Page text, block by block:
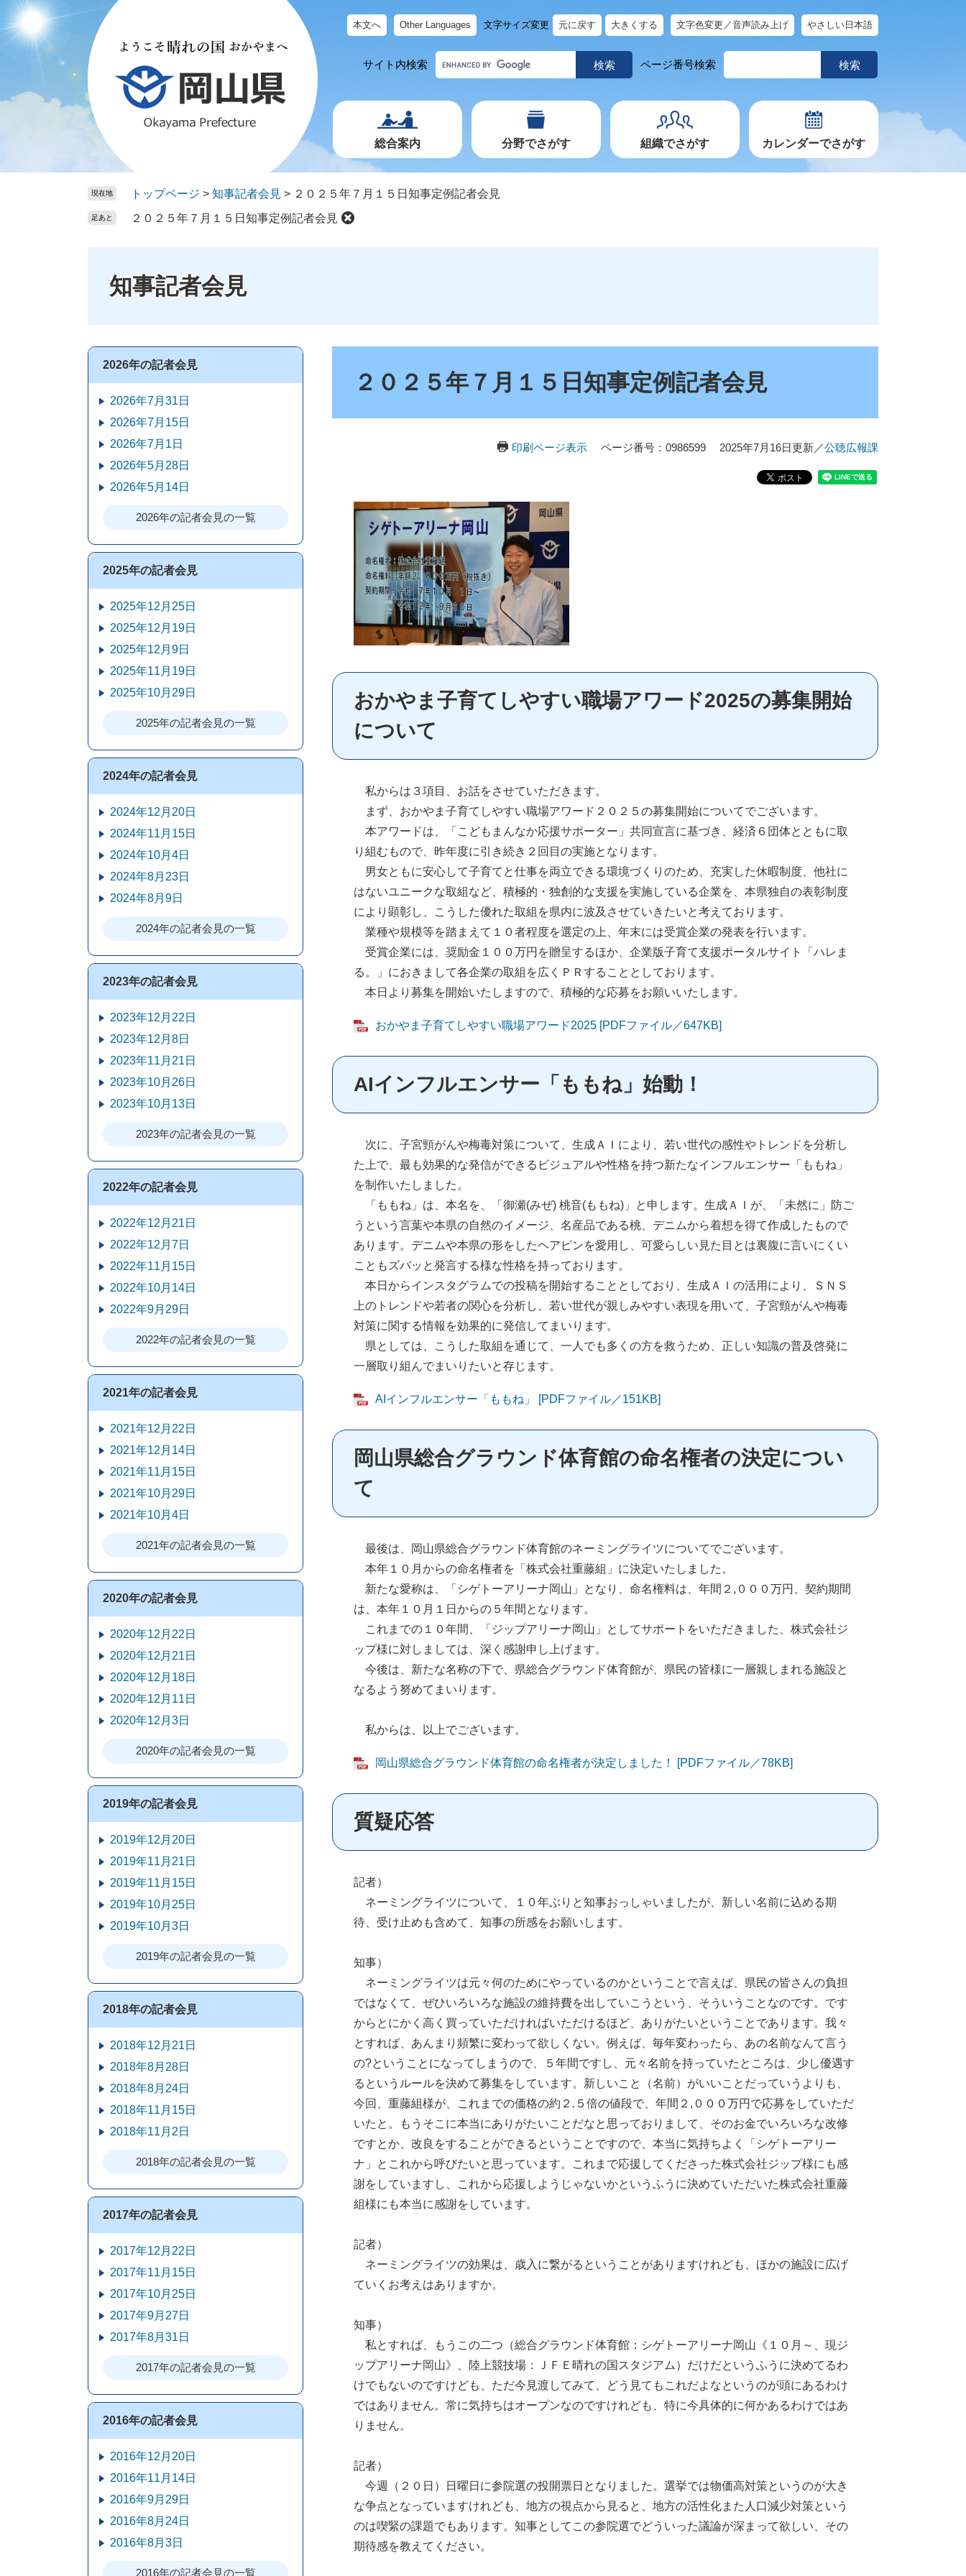
ー
ジ
ニ
ュ
本文へ Other Languages 文字サイズ変更 元に戻す 大きくする 文字色変更／音声読み上げ やさしい日本語
サイト内検索
キ
ー
ワ
ド
ページ番号検索
ペ
ジ
号
総合案内 分野でさがす 組織でさがす カレンダーでさがす
現在地 トップページ > 知事記者会見 > ２０２５年７月１５日知事定例記者会見
足あと ２０２５年７月１５日知事定例記者会見
知事記者会見
２０２５年７月１５日知事定例記者会見
印刷ページ表示 ページ番号：0986599 2025年7月16日更新／公聴広報課
おかやま子育てしやすい職場アワード2025の募集開始
について
私からは３項目、お話をさせていただきます。
まず、おかやま子育てしやすい職場アワード２０２５の募集開始についてでございます。
本アワードは、「こどもまんなか応援サポーター」共同宣言に基づき、経済６団体とともに取
り組むもので、昨年度に引き続き２回目の実施となります。
男女ともに安心して子育てと仕事を両立できる環境づくりのため、充実した休暇制度、他社に
はないユニークな取組など、積極的・独創的な支援を実施している企業を、本県独自の表彰制度
により顕彰し、こうした優れた取組を県内に波及させていきたいと考えております。
業種や規模等を踏まえて１０者程度を選定の上、年末には受賞企業の発表を行います。
受賞企業には、奨励金１００万円を贈呈するほか、企業版子育て支援ポータルサイト「ハレま
る。」におきまして各企業の取組を広くＰＲすることとしております。
本日より募集を開始いたしますので、積極的な応募をお願いいたします。
おかやま子育てしやすい職場アワード2025 [PDFファイル／647KB]
AIインフルエンサー「ももね」始動！
次に、子宮頸がんや梅毒対策について、生成ＡＩにより、若い世代の感性やトレンドを分析し
た上で、最も効果的な発信ができるビジュアルや性格を持つ新たなインフルエンサー「ももね」
を制作いたしました。
「ももね」は、本名を、「御瀬(みぜ) 桃音(ももね)」と申します。生成ＡＩが、「未然に」防ご
うという言葉や本県の自然のイメージ、名産品である桃、デニムから着想を得て作成したもので
あります。デニムや本県の形をしたヘアピンを愛用し、可愛らしい見た目とは裏腹に言いにくい
こともズバッと発言する様な性格を持っております。
本日からインスタグラムでの投稿を開始することとしており、生成ＡＩの活用により、ＳＮＳ
上のトレンドや若者の関心を分析し、若い世代が親しみやすい表現を用いて、子宮頸がんや梅毒
対策に関する情報を効果的に発信してまいります。
県としては、こうした取組を通じて、一人でも多くの方を救うため、正しい知識の普及啓発に
一層取り組んでまいりたいと存じます。
AIインフルエンサー「ももね」 [PDFファイル／151KB]
岡山県総合グラウンド体育館の命名権者の決定につい
て
最後は、岡山県総合グラウンド体育館のネーミングライツについてでございます。
本年１０月からの命名権者を「株式会社重藤組」に決定いたしました。
新たな愛称は、「シゲトーアリーナ岡山」となり、命名権料は、年間２,０００万円、契約期間
は、本年１０月１日からの５年間となります。
これまでの１０年間、「ジップアリーナ岡山」としてサポートをいただきました、株式会社ジ
ップ様に対しましては、深く感謝申し上げます。
今後は、新たな名称の下で、県総合グラウンド体育館が、県民の皆様に一層親しまれる施設と
なるよう努めてまいります。
私からは、以上でございます。
岡山県総合グラウンド体育館の命名権者が決定しました！ [PDFファイル／78KB]
質疑応答
記者）
ネーミングライツについて、１０年ぶりと知事おっしゃいましたが、新しい名前に込める期
待、受け止めも含めて、知事の所感をお願いします。
知事）
ネーミングライツは元々何のためにやっているのかということで言えば、県民の皆さんの負担
ではなくて、ぜひいろいろな施設の維持費を出していこうという、そういうことなのです。です
からとにかく高く買っていただければいただけるほど、ありがたいということであります。我々
とすれば、あんまり頻繁に変わって欲しくない。例えば、毎年変わったら、あの名前なんて言う
の?ということになってしまうので、５年間ですし、元々名前を持っていたところは、少し優遇す
るというルールを決めて募集をしています。新しいこと（名前）がいいことだっていうよりも、
今回、重藤組様が、これまでの価格の約２.５倍の値段で、年間２,０００万円で応募をしていただ
いたと。もうそこに本当にありがたいことだなと思っておりまして、そのお金でいろいろな改修
ですとか、改良をすることができるということですので、本当に気持ちよく「シゲトーアリー
ナ」とこれから呼びたいと思っています。これまで応援してくださった株式会社ジップ様にも感
謝をしていますし、これから応援しようじゃないかというふうに決めていただいた株式会社重藤
組様にも本当に感謝をしています。
記者）
ネーミングライツの効果は、歳入に繋がるということがありますけれども、ほかの施設に広げ
ていくお考えはありますか。
知事）
私とすれば、もうこの二つ（総合グラウンド体育館：シゲトーアリーナ岡山《１０月～、現ジ
ップアリーナ岡山》、陸上競技場：ＪＦＥ晴れの国スタジアム）だけだというふうに決めてるわ
けでもないのですけども、ただ今見渡してみて、どう見てもこれだよなというのが頭にあるわけ
ではありません。常に気持ちはオープンなのですけれども、特に今具体的に何かあるわけではあ
りません。
記者）
今週（２０日）日曜日に参院選の投開票日となりました。選挙では物価高対策というのが大き
な争点となっていますけれども、地方の視点から見ると、地方の活性化また人口減少対策という
のは喫緊の課題でもあります。知事としてこの参院選でどういった議論が深まって欲しい、その
期待感を教えてください。
2026年の記者会見
2026年7月31日
2026年7月15日
2026年7月1日
2026年5月28日
2026年5月14日
2026年の記者会見の一覧
2025年の記者会見
2025年12月25日
2025年12月19日
2025年12月9日
2025年11月19日
2025年10月29日
2025年の記者会見の一覧
2024年の記者会見
2024年12月20日
2024年11月15日
2024年10月4日
2024年8月23日
2024年8月9日
2024年の記者会見の一覧
2023年の記者会見
2023年12月22日
2023年12月8日
2023年11月21日
2023年10月26日
2023年10月13日
2023年の記者会見の一覧
2022年の記者会見
2022年12月21日
2022年12月7日
2022年11月15日
2022年10月14日
2022年9月29日
2022年の記者会見の一覧
2021年の記者会見
2021年12月22日
2021年12月14日
2021年11月15日
2021年10月29日
2021年10月4日
2021年の記者会見の一覧
2020年の記者会見
2020年12月22日
2020年12月21日
2020年12月18日
2020年12月11日
2020年12月3日
2020年の記者会見の一覧
2019年の記者会見
2019年12月20日
2019年11月21日
2019年11月15日
2019年10月25日
2019年10月3日
2019年の記者会見の一覧
2018年の記者会見
2018年12月21日
2018年8月28日
2018年8月24日
2018年11月15日
2018年11月2日
2018年の記者会見の一覧
2017年の記者会見
2017年12月22日
2017年11月15日
2017年10月25日
2017年9月27日
2017年8月31日
2017年の記者会見の一覧
2016年の記者会見
2016年12月20日
2016年11月14日
2016年9月29日
2016年8月24日
2016年8月3日
2016年の記者会見の一覧